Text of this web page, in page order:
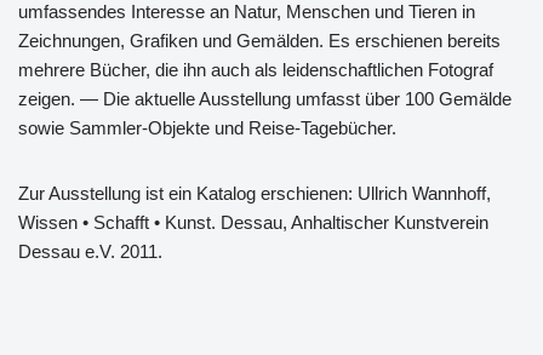
umfassendes Interesse an Natur, Menschen und Tieren in
Zeichnungen, Grafiken und Gemälden. Es erschienen bereits
mehrere Bücher, die ihn auch als leidenschaftlichen Fotograf
zeigen. — Die aktuelle Ausstellung umfasst über 100 Gemälde
sowie Sammler-Objekte und Reise-Tagebücher.
Zur Ausstellung ist ein Katalog erschienen: Ullrich Wannhoff,
Wissen • Schafft • Kunst. Dessau, Anhaltischer Kunstverein
Dessau e.V. 2011.